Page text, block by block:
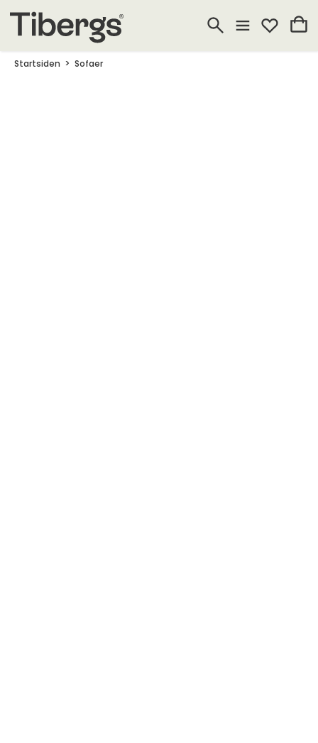
Startsiden Sofaer